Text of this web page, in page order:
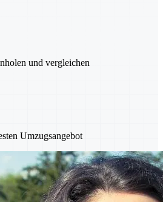
und vergleichen
Umzugsangebot